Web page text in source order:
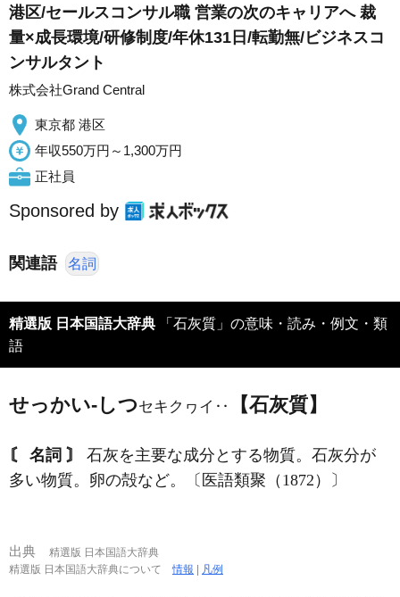
港区/セールスコンサル職 営業の次のキャリアへ 裁
量×成長環境/研修制度/年休131日/転勤無/ビジネスコ
ンサルタント
株式会社Grand Central
東京都 港区
年収550万円～1,300万円
正社員
Sponsored by
関連語 名詞
精選版 日本国語大辞典 「石灰質」の意味・読み・例文・類
語
せっかい‐しつセキクヮイ‥ 【石灰質】
〘 名詞 〙
石灰を主要な成分とする物質。石灰分が
多い物質。卵の殻など。〔医語類聚（1872）〕
出典
精選版 日本国語大辞典
精選版 日本国語大辞典について情報 | 凡例